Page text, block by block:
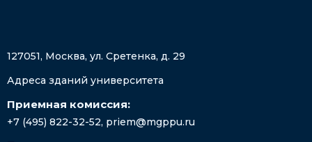
127051, Москва, ул. Сретенка, д. 29
Адреса зданий университета
Приемная комиссия:
+7 (495) 822-32-52, priem@mgppu.ru